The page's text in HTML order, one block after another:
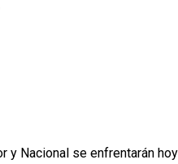
y Nacional se enfrentarán